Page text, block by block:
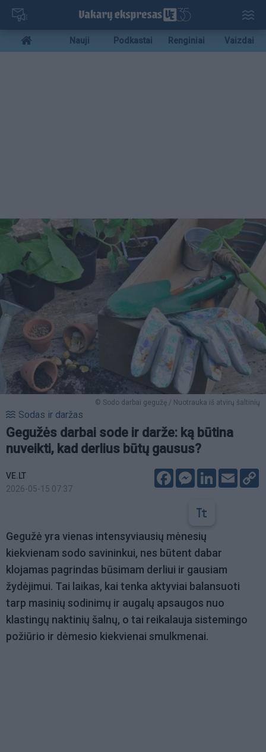
Pereiti
pagrindinį
turinį
Mobile
menu
Nauji Podkastai Renginiai Vaizdai
© Sodo darbai gegužę / Nuotrauka iš atvirų šaltinių
Sodas ir daržas
Gegužės darbai sode ir darže: ką būtina
nuveikti, kad derlius būtų gausus?
VE.LT
2026-05-15 07:37
FacebookMessenger
LinkedIn
Email
Gegužė yra vienas intensyviausių mėnesių
kiekvienam sodo savininkui, nes būtent dabar
klojamas pagrindas būsimam derliui ir gausiam
žydėjimui. Tai laikas, kai tenka aktyviai balansuoti
tarp masinių sodinimų ir augalų apsaugos nuo
klastingų naktinių šalnų, o tai reikalauja sistemingo
požiūrio ir dėmesio kiekvienai smulkmenai.